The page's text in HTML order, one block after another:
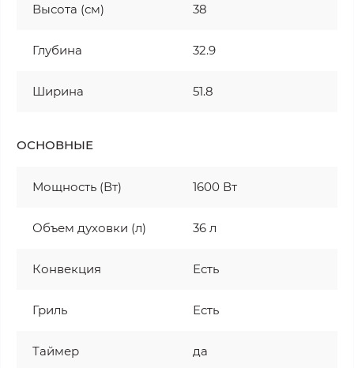
Высота (см) 38
Глубина 32.9
Ширина 51.8
ОСНОВНЫЕ
Мощность (Вт) 1600 Вт
Объем духовки (л) 36 л
Конвекция Есть
Гриль Есть
Таймер да